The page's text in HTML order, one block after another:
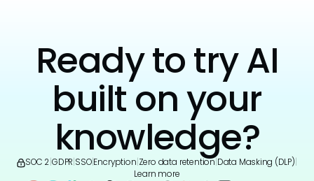
Ready to try AI
built on your
knowledge?
SOC 2 GDPR SSO|Encryption Zero data retention Data Masking (DLP)
Learn more